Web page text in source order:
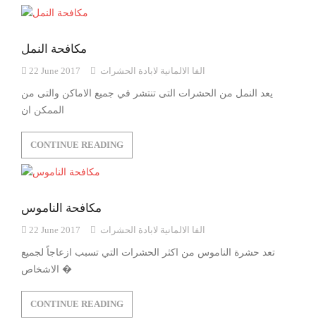
مكافحة النمل
22 June 2017 الفا الالمانية لابادة الحشرات
يعد النمل من الحشرات التى تنتشر في جميع الاماكن والتى من
الممكن ان
CONTINUE READING
مكافحة الناموس
22 June 2017 الفا الالمانية لابادة الحشرات
تعد حشرة الناموس من اكثر الحشرات التي تسبب ازعاجاً لجميع
الاشخاص �
CONTINUE READING